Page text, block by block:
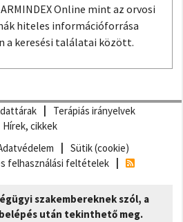
Online mint az orvosi
hiteles információforrása
a keresési találatai között.
Terápiás irányelvek
Hírek, cikkek
Sütik (cookie)
felhasználási feltételek
szakembereknek szól, a
után tekinthető meg.